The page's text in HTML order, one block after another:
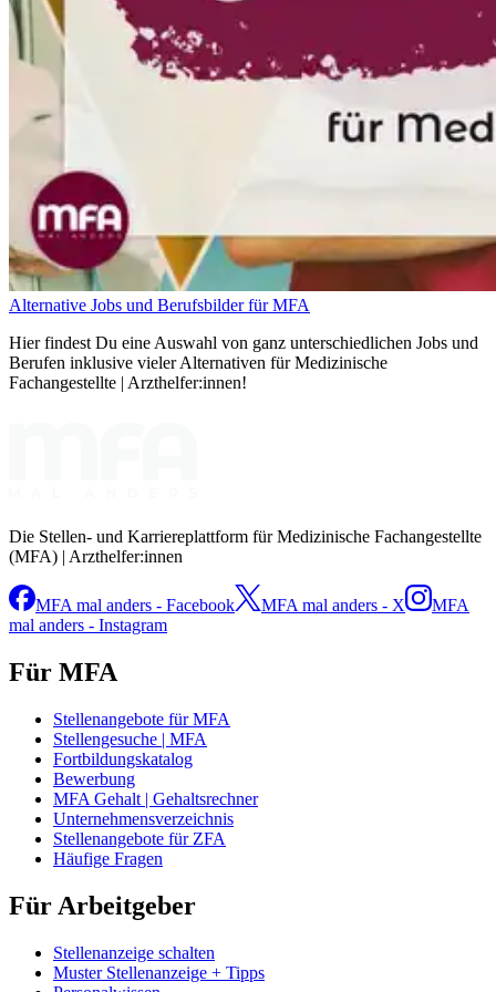
Alternative Jobs und Berufsbilder für MFA
Hier findest Du eine Auswahl von ganz unterschiedlichen Jobs und
Berufen inklusive vieler Alternativen für Medizinische
Fachangestellte | Arzthelfer:innen!
Die Stellen- und Karriereplattform für Medizinische Fachangestellte
(MFA) | Arzthelfer:innen
MFA mal anders - Facebook MFA mal anders - X
MFA
mal anders - Instagram
Für MFA
Stellenangebote für MFA
Stellengesuche | MFA
Fortbildungskatalog
Bewerbung
MFA Gehalt | Gehaltsrechner
Unternehmensverzeichnis
Stellenangebote für ZFA
Häufige Fragen
Für Arbeitgeber
Stellenanzeige schalten
Muster Stellenanzeige + Tipps